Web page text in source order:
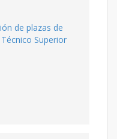
de plazas de
Superior